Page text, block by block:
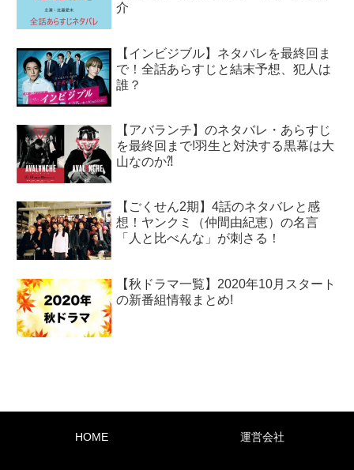
介
【インビジブル】ネタバレを最終回ま
で！全話あらすじと結末予想、犯人は
誰？
【アバランチ】のネタバレ・あらすじ
を最終回まで!羽生と対決する黒幕は大
山なのか⁈
【ごくせん2期】4話のネタバレと感
想！ヤンクミ（仲間由紀恵）の名言
「人と比べんな」が刺さる！
【秋ドラマ一覧】2020年10月スタート
の新番組情報まとめ!
HOME 運営会社